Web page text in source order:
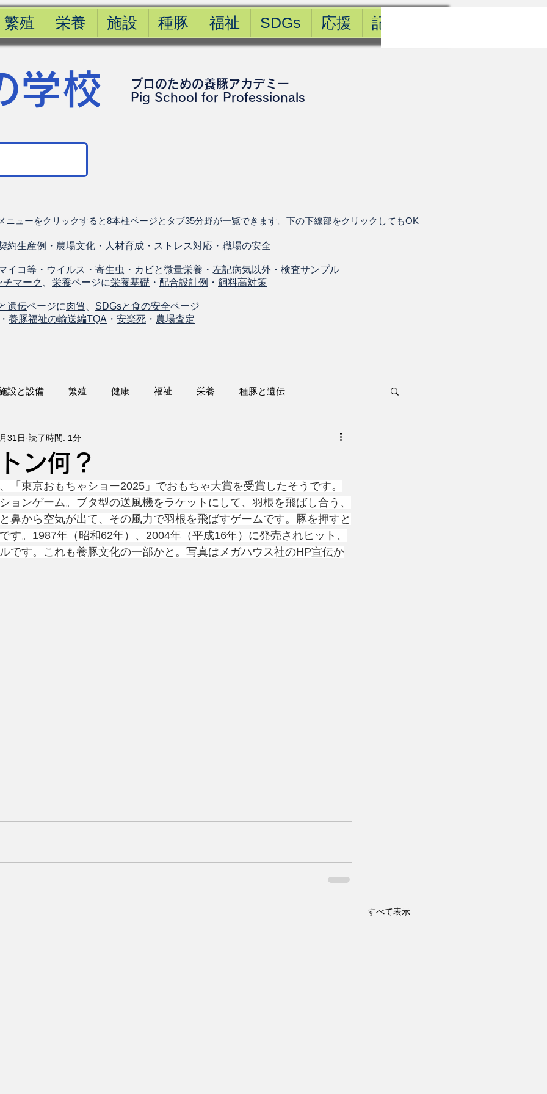
繁殖 栄養 施設 種豚 福祉 SDGs 応援 記事一覧
学校
プロのための養豚アカデミー
​Pig School for Professionals
ニューをクリックすると8本柱ページとタブ35分野が一覧できます。下の下線部をクリックしてもOK
約生産例 ・ 農場文化 ・ 人材育成 ・ ストレス対応 ・ 職場の安全
イコ等 ・ ウイルス ・ 寄生虫 ・ カビと微量栄養 ・ 左記病気以外 ・ 検査サンプル
チマーク
栄養ページに栄養基礎 ・ 配合設計例 ・ 飼料高対策
遺伝ページに肉質 SDGsと食の安全ページ
養豚福祉の輸送編TQA ・ 安楽死 ・ 農場査定
設と設備 繁殖 健康 福祉 栄養 種豚と遺伝
ン何？
31日 読了時間: 1分
「東京おもちゃショー2025」でおもちゃ大賞を受賞したそうです。
ョンゲーム。ブタ型の送風機をラケットにして、羽根を飛ばし合う、
鼻から空気が出て、その風力で羽根を飛ばすゲームです。豚を押すと
す。1987年（昭和62年）、2004年（平成16年）に発売されヒット、
です。これも養豚文化の一部かと。写真はメガハウス社のHP宣伝か
すべて表示